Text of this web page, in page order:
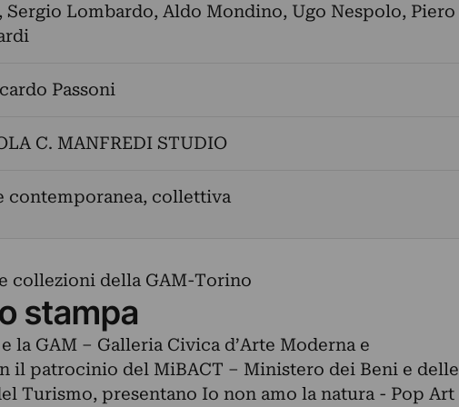
, Sergio Lombardo, Aldo Mondino, Ugo Nespolo, Piero
Passoni
C. MANFREDI STUDIO
contemporanea, collettiva
collezioni della GAM-Torino
stampa
la GAM – Galleria Civica d’Arte Moderna e
il patrocinio del MiBACT – Ministero dei Beni e delle
Turismo, presentano Io non amo la natura - Pop Art